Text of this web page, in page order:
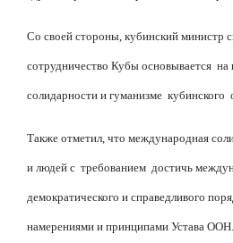
Со своей стороны, кубинский министр
сотрудничество Кубы основывается
солидарности и гуманизме кубинского
Также отметил, что международная
и людей с требованием достичь
демократического и справедливого
намерениями и принципами Устава ООН.